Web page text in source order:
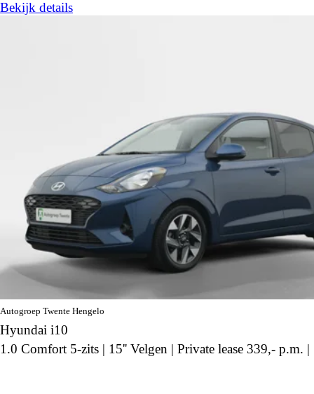
Bekijk details
Autogroep Twente Hengelo
Hyundai i10
1.0 Comfort 5-zits | 15'' Velgen | Private lease 339,- p.m. |